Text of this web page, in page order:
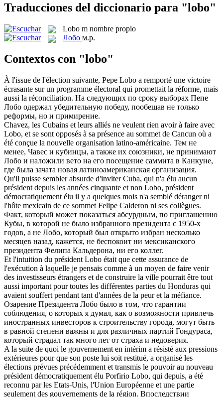
Traducciones del diccionario para "lobo"
Lobo m nombre propio
Лобо м.р.
Contextos con "lobo"
À l'issue de l'élection suivante, Pepe Lobo a remporté une victoire
écrasante sur un programme électoral qui promettait la réforme, mais
aussi la réconciliation. На следующих по сроку выборах Пепе
Лобо одержал убедительную победу, пообещав не только
реформы, но и примирение.
Chavez, les Cubains et leurs alliés ne veulent rien avoir à faire avec
Lobo, et se sont opposés à sa présence au sommet de Cancun où a
été conçue la nouvelle organisation latino-américaine. Тем не
менее, Чавес и кубинцы, а также их союзники, не принимают
Лобо и наложили вето на его посещение саммита в Канкуне,
где была зачата новая латиноамериканская организация.
Qu'il puisse sembler absurde d'inviter Cuba, qui n'a élu aucun
président depuis les années cinquante et non Lobo, président
démocratiquement élu il y a quelques mois n'a semblé déranger ni
l'hôte mexicain de ce sommet Felipe Calderon ni ses collègues.
Факт, который может показаться абсурдным, по приглашению
Кубы, в которой не было избранного президента с 1950-х
годов, а не Лобо, который был открыто избран несколько
месяцев назад, кажется, не беспокоит ни мексиканского
президента Фелипа Кальдерона, ни его коллег.
Et l'intuition du président Lobo était que cette assurance de
l'exécution à laquelle je pensais comme à un moyen de faire venir
des investisseurs étrangers et de construire la ville pourrait être tout
aussi important pour toutes les différentes parties du Honduras qui
avaient souffert pendant tant d'années de la peur et la méfiance.
Озарение Президента Лобо было в том, что гарантии
соблюдения, о которых я думал, как о возможности привлечь
иностранных инвесторов к строительству города, могут быть
в равной степени важны и для различных партий Гондураса,
который страдал так много лет от страха и недоверия.
A la suite de quoi le gouvernement en intérim a résisté aux pressions
extérieures pour que son poste lui soit restitué, a organisé les
élections prévues précédemment et transmis le pouvoir au nouveau
président démocratiquement élu Porfirio Lobo, qui depuis, a été
reconnu par les Etats-Unis, l'Union Européenne et une partie
seulement des gouvernements de la région. Впоследствии